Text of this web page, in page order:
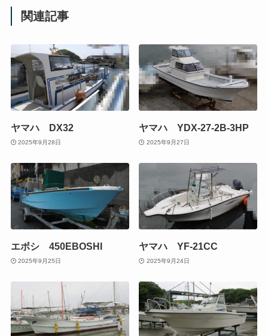
関連記事
ヤマハ DX32
2025年9月28日
ヤマハ YDX-27-2B-3HP
2025年9月27日
エボシ 450EBOSHI
2025年9月25日
ヤマハ YF-21CC
2025年9月24日